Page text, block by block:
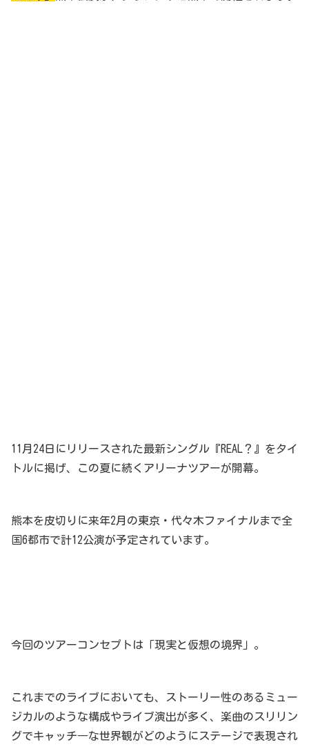
11月24日にリリースされた最新シングル『REAL？』をタイ
トルに掲げ、この夏に続くアリーナツアーが開幕。
熊本を皮切りに来年2月の東京・代々木ファイナルまで全
国6都市で計12公演が予定されています。
今回のツアーコンセプトは「現実と仮想の境界」。
これまでのライブにおいても、ストーリー性のあるミュー
ジカルのような構成やライブ演出が多く、楽曲のスリリン
グでキャッチ―な世界観がどのようにステージで表現され